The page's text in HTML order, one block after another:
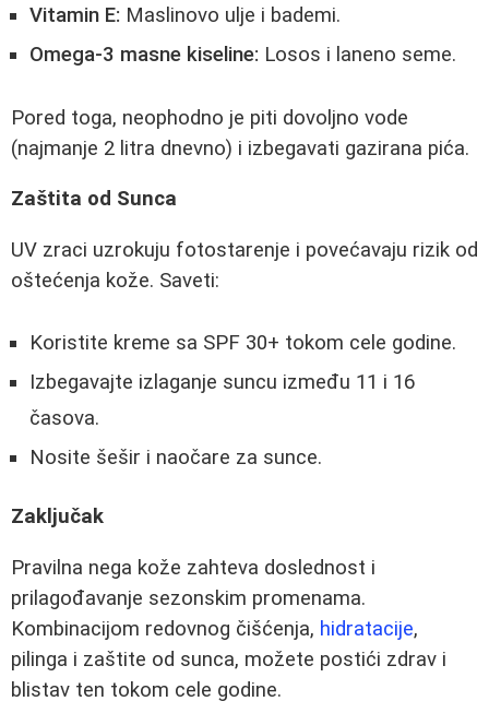
Vitamin E: Maslinovo ulje i bademi.
Omega-3 masne kiseline: Losos i laneno seme.
Pored toga, neophodno je piti dovoljno vode
(najmanje 2 litra dnevno) i izbegavati gazirana pića.
Zaštita od Sunca
UV zraci uzrokuju fotostarenje i povećavaju rizik od
oštećenja kože. Saveti:
Koristite kreme sa SPF 30+ tokom cele godine.
Izbegavajte izlaganje suncu između 11 i 16
časova.
Nosite šešir i naočare za sunce.
Zaključak
Pravilna nega kože zahteva doslednost i
prilagođavanje sezonskim promenama.
Kombinacijom redovnog čišćenja, hidratacije,
pilinga i zaštite od sunca, možete postići zdrav i
blistav ten tokom cele godine.